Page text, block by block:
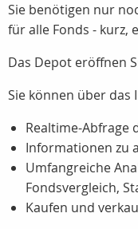
Sie benötigen nur
für alle Fonds - kurz,
Das Depot eröffnen
Sie können über das
Realtime-Abfrage
Informationen zu
Umfangreiche
Fondsvergleich,
Kaufen und